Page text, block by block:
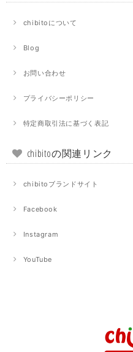
chibitoについて
Blog
お問い合わせ
プライバシーポリシー
特定商取引法に基づく表記
chibitoの関連リンク
chibitoブランドサイト
Facebook
Instagram
YouTube